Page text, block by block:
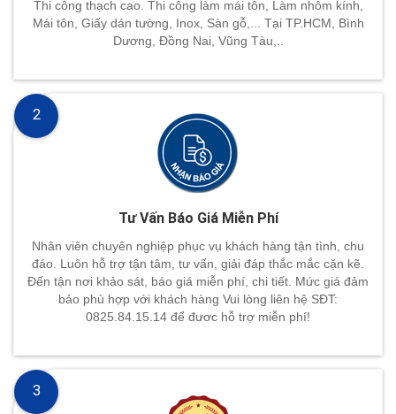
Thi công thạch cao. Thi công làm mái tôn, Làm nhôm kính,
Mái tôn, Giấy dán tường, Inox, Sàn gỗ,... Tại TP.HCM, Bình
Dương, Đồng Nai, Vũng Tàu,..
Tư Vấn Báo Giá Miễn Phí
Nhân viên chuyên nghiệp phục vụ khách hàng tận tình, chu
đáo. Luôn hỗ trợ tận tâm, tư vấn, giải đáp thắc mắc cặn kẽ.
Đến tận nơi khảo sát, báo giá miễn phí, chi tiết. Mức giá đảm
bảo phù hợp với khách hàng Vui lòng liên hệ SĐT:
0825.84.15.14 để đươc hỗ trợ miễn phí!
2
3